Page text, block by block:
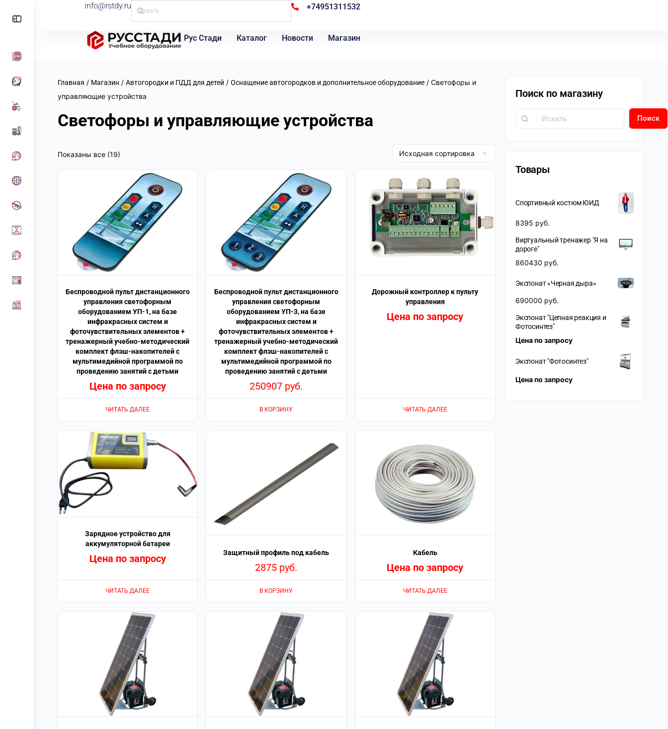
info@rstdy.ru +74951311532
Рус Стади Каталог Новости Магазин
Главная / Магазин / Автогородки и ПДД для детей / Оснащение автогородков и дополнительное оборудование / Светофоры и
управляющие устройства
Светофоры и управляющие устройства
Показаны все (19)
Беспроводной пульт дистанционного
управления светофорным
оборудованием УП-1, на базе
инфракрасных систем и
фоточувствительных элементов +
тренажерный учебно-методический
комплект флэш-накопителей с
мультимедийной программой по
проведению занятий с детьми
Цена по запросу
ЧИТАТЬ ДАЛЕЕ
Беспроводной пульт дистанционного
управления светофорным
оборудованием УП-3, на базе
инфракрасных систем и
фоточувствительных элементов +
тренажерный учебно-методический
комплект флэш-накопителей с
мультимедийной программой по
проведению занятий с детьми
250907 руб.
В КОРЗИНУ
Дорожный контроллер к пульту
управления
Цена по запросу
ЧИТАТЬ ДАЛЕЕ
Зарядное устройство для
аккумуляторной батареи
Цена по запросу
ЧИТАТЬ ДАЛЕЕ
Защитный профиль под кабель
2875 руб.
В КОРЗИНУ
Кабель
Цена по запросу
ЧИТАТЬ ДАЛЕЕ
Поиск по магазину
Поиск
Товары
Спортивный костюм ЮИД
8395 руб.
Виртуальный тренажер "Я на
дороге"
860430 руб.
Экспонат «Черная дыра»
690000 руб.
Экспонат "Цепная реакция и
Фотосинтез"
Цена по запросу
Экспонат "Фотосинтез"
Цена по запросу